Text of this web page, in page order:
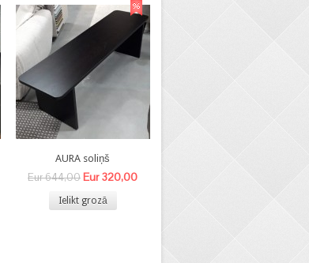
AURA soliņš
Eur 644,00Eur 320,00
Ielikt grozā